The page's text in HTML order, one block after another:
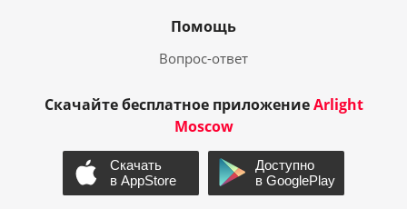
Помощь
Вопрос-ответ
Скачайте бесплатное приложениеArlight
Moscow